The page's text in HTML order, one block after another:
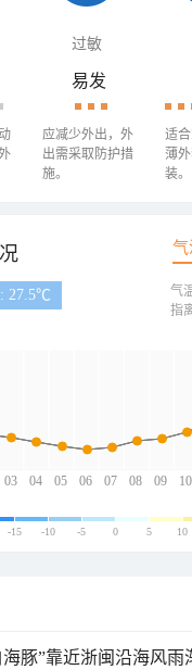
过敏
易发
应减少外出，外
出需采取防护措
施。
适
薄
装。
气
27.5℃
03 04 05 06 07 08 09 10
气
指
-15 -10 -5 0 5 10
海豚”靠近浙闽沿海风